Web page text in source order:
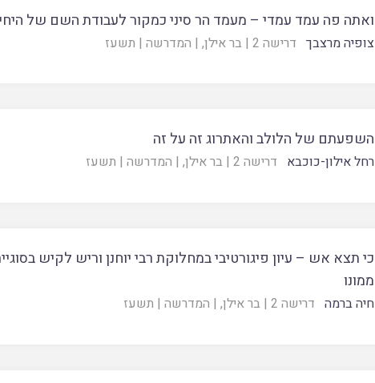
ואתה פה עמד עמדי – מעמד הר סיני כמקור לעבודת השם של
צופיה מרצבך דרישה 2 |בר אילן, | המדרשה | תשעז
השפעתם של הלולב והאתרוג זה על זה
רחל אילון-כוכבא דרישה 2 |בר אילן, | המדרשה | תשעז
כי תצא אש – עיון פיגורטיבי במחלוקת רבי יוחנן וריש לקיש
ממונו
חיה ברמה דרישה 2 |בר אילן, | המדרשה | תשעז